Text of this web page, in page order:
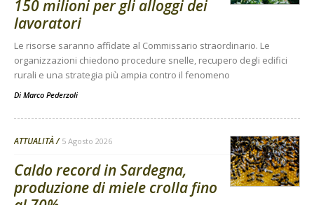
150 milioni per gli alloggi dei
lavoratori
Le risorse saranno affidate al Commissario straordinario. Le
organizzazioni chiedono procedure snelle, recupero degli edifici
rurali e una strategia più ampia contro il fenomeno
Di Marco Pederzoli
ATTUALITÀ 5 Agosto 2026
Caldo record in Sardegna,
produzione di miele crolla fino